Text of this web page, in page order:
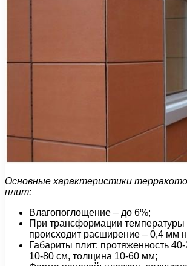
Основные характеристики
плит:
Влагопоглощение – до 6%;
При трансформации температуры
происходит расширение – 0,4 мм
Габариты плит: протяженность
10-80 см, толщина 10-60 мм;